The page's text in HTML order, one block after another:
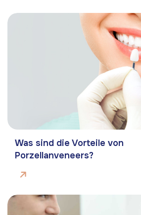
Was sind die Vorteile von
Porzellanveneers?